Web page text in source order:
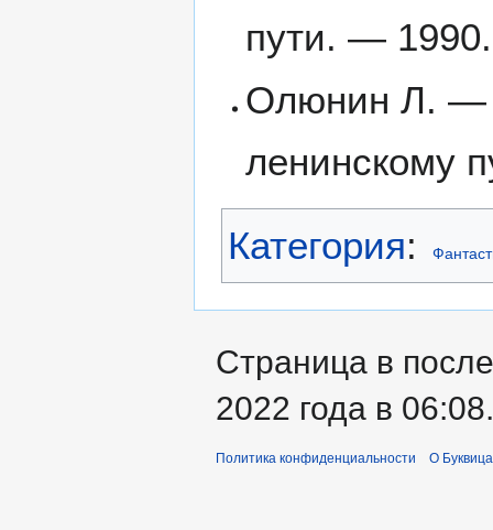
пути. —
Олюнин Л. —
ленинскому
Категория:
Страница в
2022 года в 06:08.
Политика конфиденциальности О Буквица